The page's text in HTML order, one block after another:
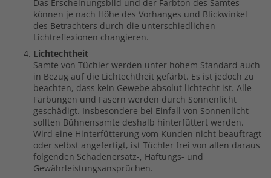
Das Erscheinungsbild und der Farbton des Samtes
können je nach Höhe des Vorhanges und Blickwinkel
des Betrachters durch die unterschiedlichen
Lichtreflexionen changieren.
Lichtechtheit
Samte von Tüchler werden unter hohem Standard auch
in Bezug auf die Lichtechtheit gefärbt. Es ist jedoch zu
beachten, dass kein Gewebe absolut lichtecht ist. Alle
Färbungen und Fasern werden durch Sonnenlicht
geschädigt. Insbesondere bei Einfall von Sonnenlicht
sollten Bühnensamte deshalb hinterfüttert werden.
Wird eine Hinterfütterung vom Kunden nicht beauftragt
oder selbst angefertigt, ist Tüchler frei von allen daraus
folgenden Schadenersatz-, Haftungs- und
Gewährleistungsansprüchen.